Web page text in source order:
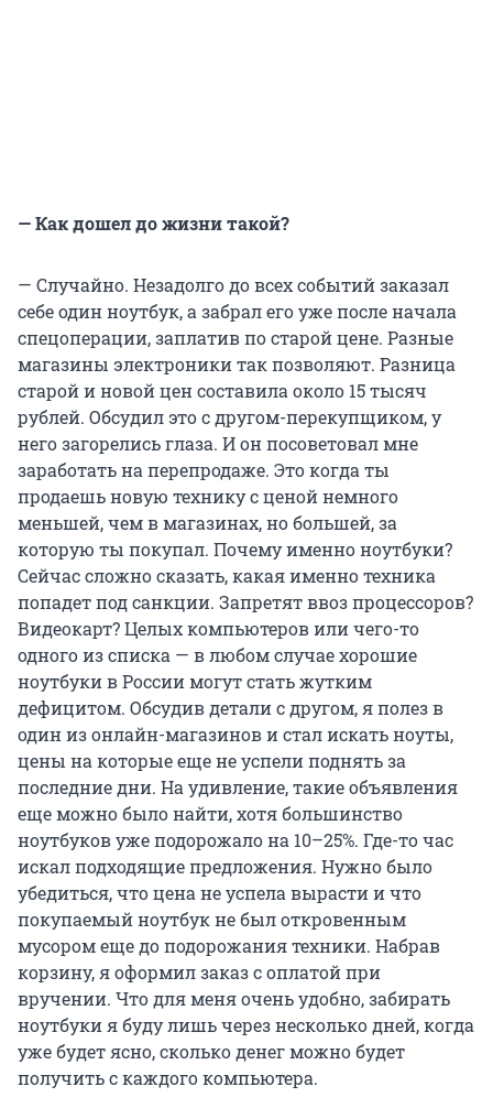
— Как дошел до жизни такой?
— Случайно. Незадолго до всех событий заказал
себе один ноутбук, а забрал его уже после начала
спецоперации, заплатив по старой цене. Разные
магазины электроники так позволяют. Разница
старой и новой цен составила около 15 тысяч
рублей. Обсудил это с другом-перекупщиком, у
него загорелись глаза. И он посоветовал мне
заработать на перепродаже. Это когда ты
продаешь новую технику с ценой немного
меньшей, чем в магазинах, но большей, за
которую ты покупал. Почему именно ноутбуки?
Сейчас сложно сказать, какая именно техника
попадет под санкции. Запретят ввоз процессоров?
Видеокарт? Целых компьютеров или чего-то
одного из списка — в любом случае хорошие
ноутбуки в России могут стать жутким
дефицитом. Обсудив детали с другом, я полез в
один из онлайн-магазинов и стал искать ноуты,
цены на которые еще не успели поднять за
последние дни. На удивление, такие объявления
еще можно было найти, хотя большинство
ноутбуков уже подорожало на 10–25%. Где-то час
искал подходящие предложения. Нужно было
убедиться, что цена не успела вырасти и что
покупаемый ноутбук не был откровенным
мусором еще до подорожания техники. Набрав
корзину, я оформил заказ с оплатой при
вручении. Что для меня очень удобно, забирать
ноутбуки я буду лишь через несколько дней, когда
уже будет ясно, сколько денег можно будет
получить с каждого компьютера.